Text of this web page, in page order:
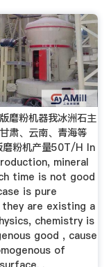
磨粉机器我冰洲石主
肃、云南、青海等
磨粉机产量50T/H In
mineral
time is not good
is pure
they are existing a
chemistry is
good , cause
of